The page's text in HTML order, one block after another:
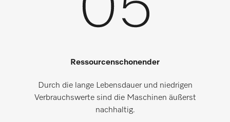
Ressourcenschonender
Durch die lange Lebensdauer und niedrigen
Verbrauchswerte sind die Maschinen äußerst
nachhaltig.